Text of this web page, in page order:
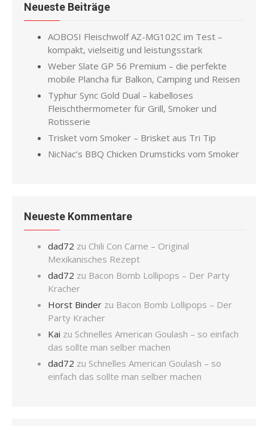
Neueste Beiträge
AOBOSI Fleischwolf AZ-MG102C im Test –
kompakt, vielseitig und leistungsstark
Weber Slate GP 56 Premium – die perfekte
mobile Plancha für Balkon, Camping und Reisen
Typhur Sync Gold Dual – kabelloses
Fleischthermometer für Grill, Smoker und
Rotisserie
Trisket vom Smoker – Brisket aus Tri Tip
NicNac’s BBQ Chicken Drumsticks vom Smoker
Neueste Kommentare
dad72 zu Chili Con Carne – Original
Mexikanisches Rezept
dad72 zu Bacon Bomb Lollipops – Der Party
Kracher
Horst Binder zu Bacon Bomb Lollipops – Der
Party Kracher
Kai zu Schnelles American Goulash – so einfach
das sollte man selber machen
dad72 zu Schnelles American Goulash – so
einfach das sollte man selber machen